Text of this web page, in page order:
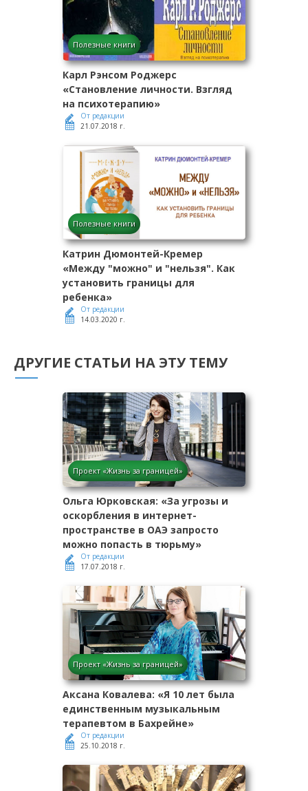
Полезные книги
Карл Рэнсом Роджерс
«Становление личности. Взгляд
на психотерапию»
От редакции
21.07.2018 г.
Полезные книги
Катрин Дюмонтей-Кремер
«Между "можно" и "нельзя". Как
установить границы для
ребенка»
От редакции
14.03.2020 г.
ДРУГИЕ СТАТЬИ НА ЭТУ ТЕМУ
Проект «Жизнь за границей»
Ольга Юрковская: «За угрозы и
оскорбления в интернет-
пространстве в ОАЭ запросто
можно попасть в тюрьму»
От редакции
17.07.2018 г.
Проект «Жизнь за границей»
Аксана Ковалева: «Я 10 лет была
единственным музыкальным
терапевтом в Бахрейне»
От редакции
25.10.2018 г.